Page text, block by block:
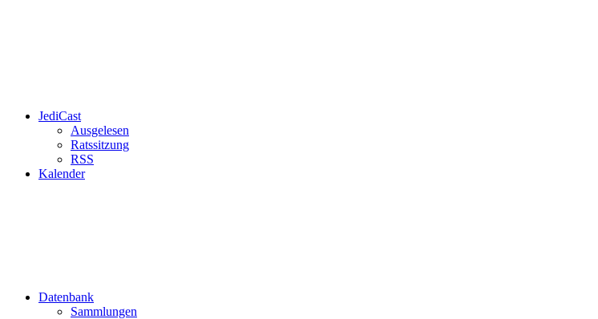
JediCast
Ausgelesen
Ratssitzung
RSS
Kalender
Datenbank
Sammlungen